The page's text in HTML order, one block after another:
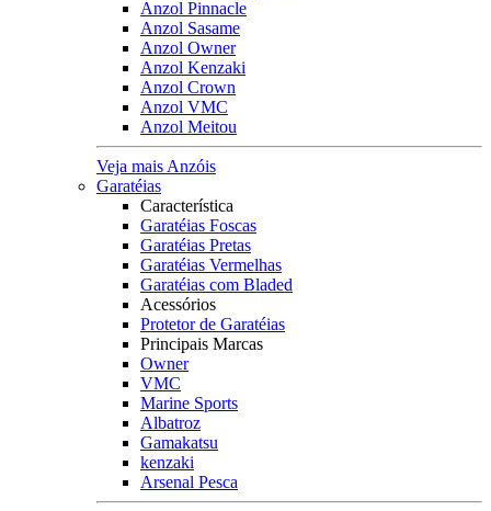
Anzol Pinnacle
Anzol Sasame
Anzol Owner
Anzol Kenzaki
Anzol Crown
Anzol VMC
Anzol Meitou
Veja mais Anzóis
Garatéias
Característica
Garatéias Foscas
Garatéias Pretas
Garatéias Vermelhas
Garatéias com Bladed
Acessórios
Protetor de Garatéias
Principais Marcas
Owner
VMC
Marine Sports
Albatroz
Gamakatsu
kenzaki
Arsenal Pesca